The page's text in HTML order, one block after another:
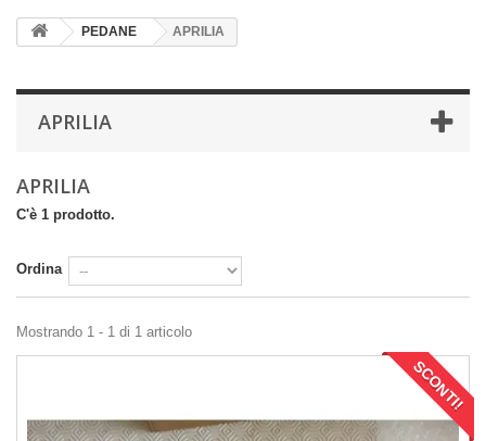
PEDANE APRILIA
APRILIA
APRILIA
C'è 1 prodotto.
Ordina
Mostrando 1 - 1 di 1 articolo
SCONTI!